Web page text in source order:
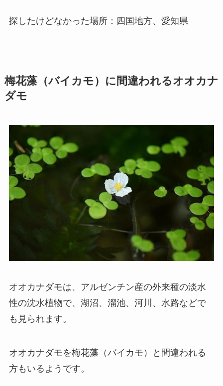
探したけどなかった場所：四国地方、愛知県
梅花藻（バイカモ）に間違われるオオカナ
ダモ
オオカナダモは、アルゼンチン産の外来種の淡水
性の沈水植物で、湖沼、溜池、河川、水路などで
も見られます。
オオカナダモを梅花藻（バイカモ）と間違われる
方もいるようです。